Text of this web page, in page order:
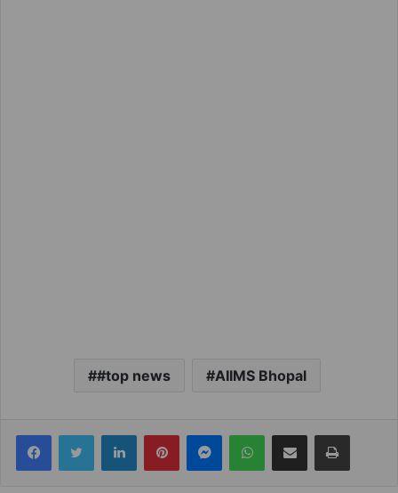
#top news AIIMS Bhopal
FacebookTwitter LinkedInPinterestMessengerWhatsAppShare via Email Print